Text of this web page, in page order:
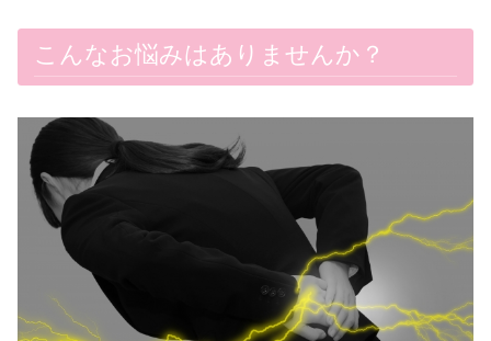
こんなお悩みはありませんか？